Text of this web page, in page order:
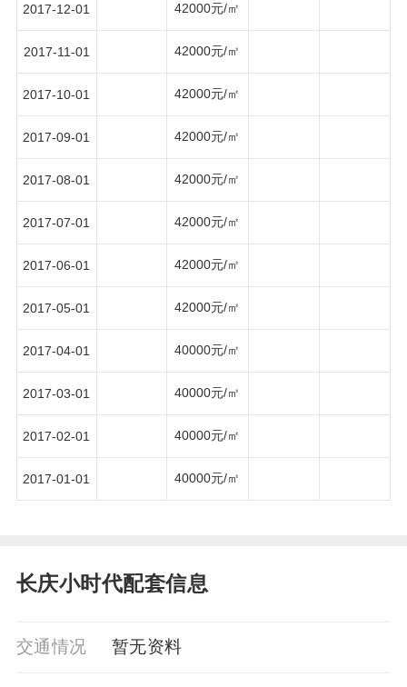
2017-12-01 42000元/㎡
2017-11-01 42000元/㎡
2017-10-01 42000元/㎡
2017-09-01 42000元/㎡
2017-08-01 42000元/㎡
2017-07-01 42000元/㎡
2017-06-01 42000元/㎡
2017-05-01 42000元/㎡
2017-04-01 40000元/㎡
2017-03-01 40000元/㎡
2017-02-01 40000元/㎡
2017-01-01 40000元/㎡
长庆小时代配套信息
交通情况 暂⽆资料